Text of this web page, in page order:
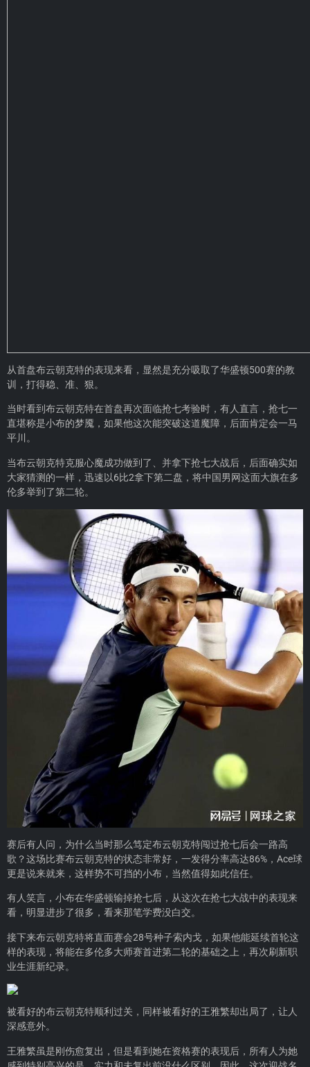
从首盘布云朝克特的表现来看，显然是充分吸取了华盛顿500赛的教
训，打得稳、准、狠。
当时看到布云朝克特在首盘再次面临抢七考验时，有人直言，抢七一
直堪称是小布的梦魇，如果他这次能突破这道魔障，后面肯定会一马
平川。
当布云朝克特克服心魔成功做到了、并拿下抢七大战后，后面确实如
大家猜测的一样，迅速以6比2拿下第二盘，将中国男网这面大旗在多
伦多举到了第二轮。
赛后有人问，为什么当时那么笃定布云朝克特闯过抢七后会一路高
歌？这场比赛布云朝克特的状态非常好，一发得分率高达86%，Ace球
更是说来就来，这样势不可挡的小布，当然值得如此信任。
有人笑言，小布在华盛顿输掉抢七后，从这次在抢七大战中的表现来
看，明显进步了很多，看来那笔学费没白交。
接下来布云朝克特将直面赛会28号种子索内戈，如果他能延续首轮这
样的表现，将能在多伦多大师赛首进第二轮的基础之上，再次刷新职
业生涯新纪录。
被看好的布云朝克特顺利过关，同样被看好的王雅繁却出局了，让人
深感意外。
王雅繁虽是刚伤愈复出，但是看到她在资格赛的表现后，所有人为她